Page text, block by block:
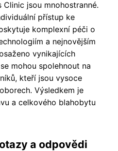
jsou mnohostranné.
přístup ke
komplexní péči o
a nejnovějším
vynikajících
mohou spolehnout na
kteří jsou vysoce
Výsledkem je
a celkového blahobytu
a odpovědi